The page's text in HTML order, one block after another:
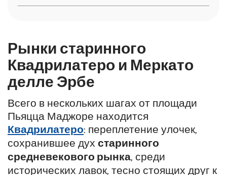
Рынки старинного
Квадрилатеро и Меркато
делле Эрбе
Всего в нескольких шагах от площади
Пьяцца Маджоре находится
Квадрилатеро: переплетение улочек,
сохранившее дух старинного
средневекового рынка, среди
исторических лавок, тесно стоящих друг к